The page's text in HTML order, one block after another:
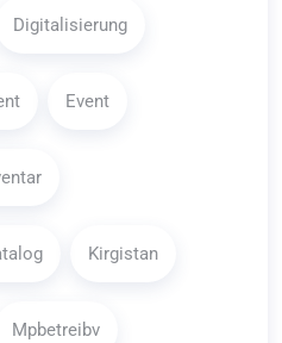
Digitalisierung
Event
Kirgistan
Mpbetreibv